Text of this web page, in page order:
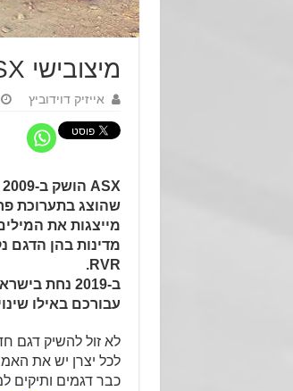
מיצובישי ASX – חדש חדיש או מחודש?
אייזיק דוידוביץ
מדינות בהן הדגם
RVR.
עבורכם באילו
לא זול להשיק דגם
לכל יצרן יש את
כבר דגמים